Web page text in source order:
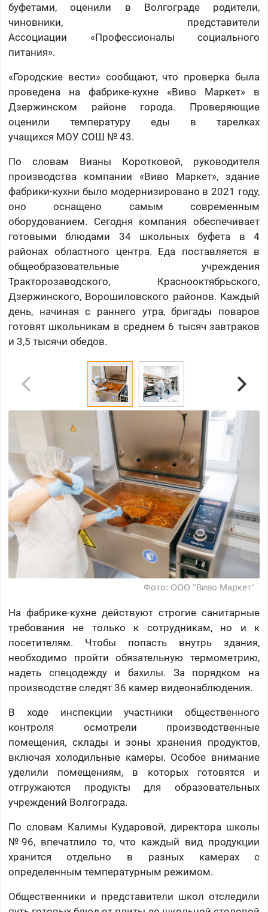
буфетами, оценили в Волгограде родители,
чиновники, представители
Ассоциации «Профессионалы социального
питания».
«Городские вести» сообщают, что проверка была
проведена на фабрике-кухне «Виво Маркет» в
Дзержинском районе города. Проверяющие
оценили температуру еды в тарелках
учащихся МОУ СОШ № 43.
По словам Вианы Коротковой, руководителя
производства компании «Виво Маркет», здание
фабрики-кухни было модернизировано в 2021 году,
оно оснащено самым современным
оборудованием. Сегодня компания обеспечивает
готовыми блюдами 34 школьных буфета в 4
районах областного центра. Еда поставляется в
общеобразовательные учреждения
Тракторозаводского, Краснооктябрьского,
Дзержинского, Ворошиловского районов. Каждый
день, начиная с раннего утра, бригады поваров
готовят школьникам в среднем 6 тысяч завтраков
и 3,5 тысячи обедов.
Фото: ООО "Виво Маркет"
На фабрике-кухне действуют строгие санитарные
требования не только к сотрудникам, но и к
посетителям. Чтобы попасть внутрь здания,
необходимо пройти обязательную термометрию,
надеть спецодежду и бахилы. За порядком на
производстве следят 36 камер видеонаблюдения.
В ходе инспекции участники общественного
контроля осмотрели производственные
помещения, склады и зоны хранения продуктов,
включая холодильные камеры. Особое внимание
уделили помещениям, в которых готовятся и
отгружаются продукты для образовательных
учреждений Волгограда.
По словам Калимы Кударовой, директора школы
№96, впечатлило то, что каждый вид продукции
хранится отдельно в разных камерах с
определенным температурным режимом.
Общественники и представители школ отследили